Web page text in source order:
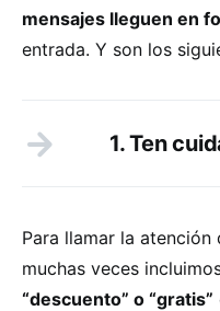
mensajes lleguen en
entrada. Y son los
1. Ten
Para llamar la
muchas veces
“descuento” o “gratis”